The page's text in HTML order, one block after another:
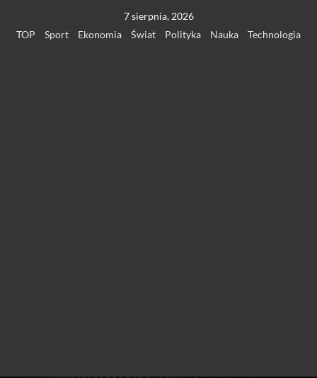
7 sierpnia, 2026
TOP
Sport Ekonomia Świat Polityka Nauka Technologia